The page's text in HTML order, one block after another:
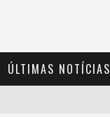
ÚLTIMAS NOTÍCIAS